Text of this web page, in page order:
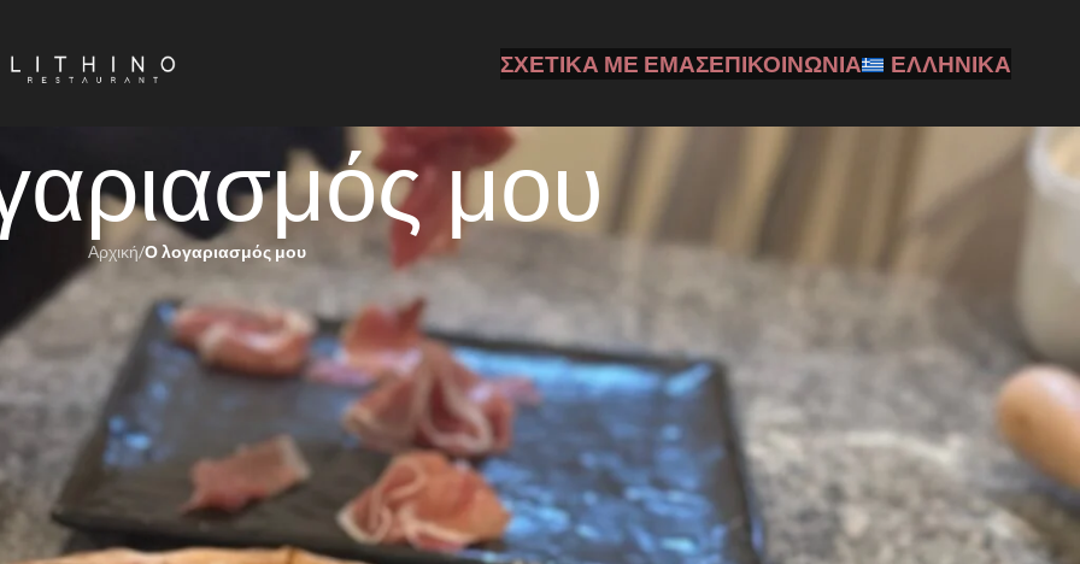
ΣΧΕΤΙΚΆ ΜΕ ΕΜΆΣΕΠΙΚΟΙΝΩΝΊΑ ΕΛΛΗΝΙΚΆ
μου
Αρχική/Ο λογαριασμός μου